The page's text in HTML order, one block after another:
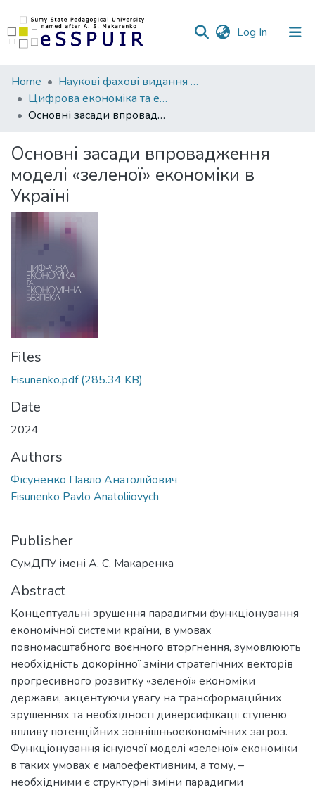
Log In (current)
Communities
&
Collections
Statistics
Home
Наукові фахові видання СумДПУ
Цифрова економіка та економічна безпека
Основні засади впровадження моделі «зеленої» економіки в Україні
Основні засади впровадження
моделі «зеленої» економіки в
Україні
Files
Fisunenko.pdf(285.34 KB)
Date
2024
Authors
Фісуненко Павло Анатолійович
Fisunenko Pavlo Anatoliiovych
Publisher
СумДПУ імені А. С. Макаренка
Abstract
Концептуальні зрушення парадигми функціонування
економічної системи країни, в умовах
повномасштабного воєнного вторгнення, зумовлюють
необхідність докорінної зміни стратегічних векторів
прогресивного розвитку «зеленої» економіки
держави, акцентуючи увагу на трансформаційних
зрушеннях та необхідності диверсифікації ступеню
впливу потенційних зовнішньоекономічних загроз.
Функціонування існуючої моделі «зеленої» економіки
в таких умовах є малоефективним, а тому, –
необхідними є структурні зміни парадигми